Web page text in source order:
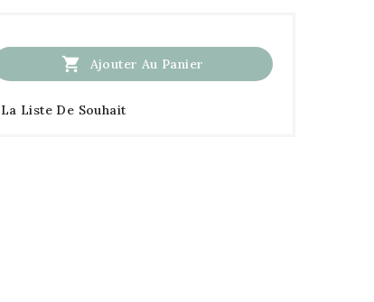
 Ajouter Au Panier
Liste De Souhait